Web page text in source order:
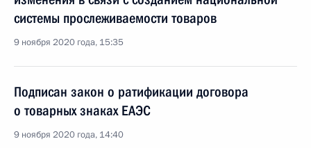
системы прослеживаемости товаров
9 ноября 2020 года, 15:35
Подписан закон о ратификации договора
о товарных знаках ЕАЭС
9 ноября 2020 года, 14:40